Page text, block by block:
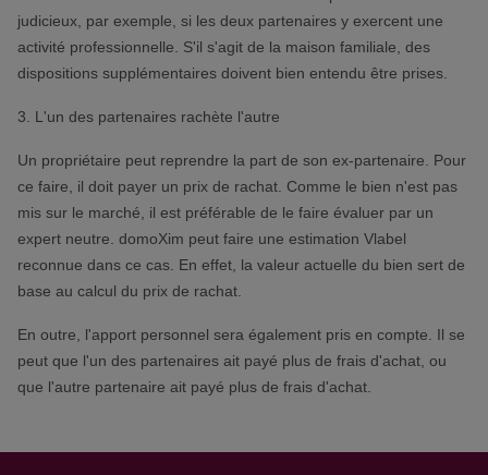
judicieux, par exemple, si les deux partenaires y exercent une
activité professionnelle. S'il s'agit de la maison familiale, des
dispositions supplémentaires doivent bien entendu être prises.
3. L'un des partenaires rachète l'autre
Un propriétaire peut reprendre la part de son ex-partenaire. Pour
ce faire, il doit payer un prix de rachat. Comme le bien n'est pas
mis sur le marché, il est préférable de le faire évaluer par un
expert neutre. domoXim peut faire une estimation Vlabel
reconnue dans ce cas. En effet, la valeur actuelle du bien sert de
base au calcul du prix de rachat.
En outre, l'apport personnel sera également pris en compte. Il se
peut que l'un des partenaires ait payé plus de frais d'achat, ou
que l'autre partenaire ait payé plus de frais d'achat.